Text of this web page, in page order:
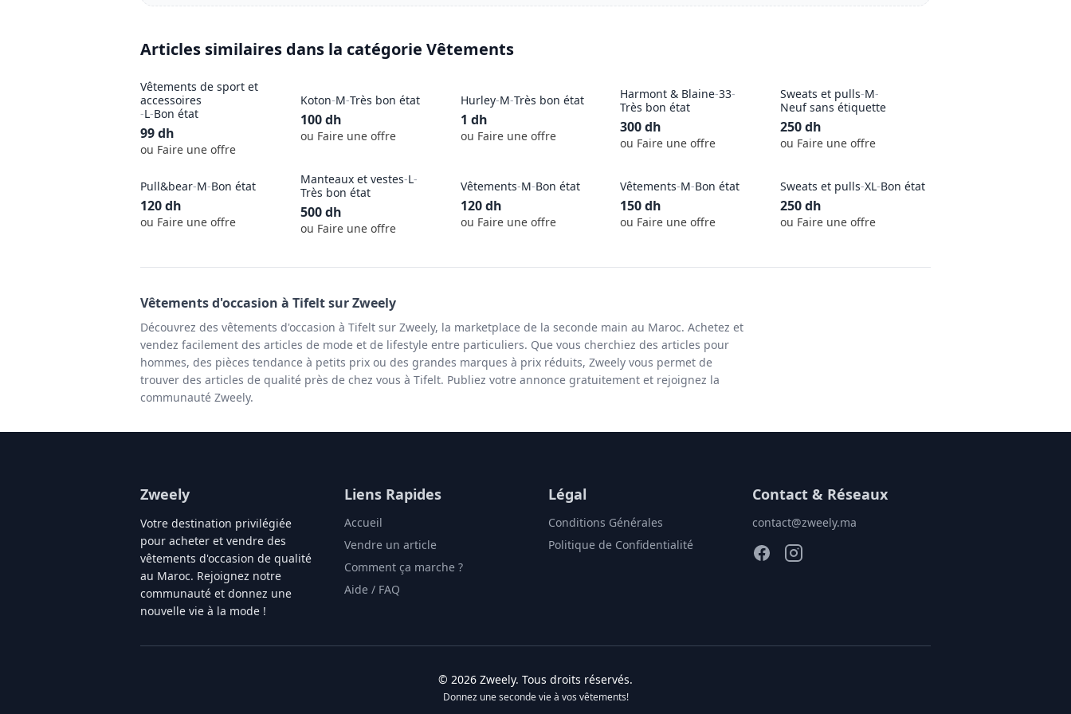
Articles similaires dans la catégorie Vêtements
Vêtements de sport et
accessoires
-L-Bon état
99dh
ou Faire une offre
Koton-M-Très bon état
100dh
ou Faire une offre
Hurley-M-Très bon état
1 dh
ou Faire une offre
Harmont & Blaine-33-
Très bon état
300dh
ou Faire une offre
Sweats et pulls-M-
Neuf sans étiquette
250dh
ou Faire une offre
Pull&bear-M-Bon état
120dh
ou Faire une offre
Manteaux et vestes-L-
Très bon état
500dh
ou Faire une offre
Vêtements-M-Bon état
120dh
ou Faire une offre
Vêtements-M-Bon état
150dh
ou Faire une offre
Sweats et pulls-XL-Bon état
250dh
ou Faire une offre
Vêtementsd'occasion à Tifeltsur Zweely
Découvrez des vêtements d'occasion à Tifelt sur Zweely, la marketplace de la seconde main au Maroc. Achetez et
vendez facilement des articles de mode et de lifestyle entre particuliers. Que vous cherchiez des articles pour
hommes, des pièces tendance à petits prix ou des grandes marques à prix réduits, Zweely vous permet de
trouver des articles de qualité près de chez vous à Tifelt. Publiez votre annonce gratuitement et rejoignez la
communauté Zweely.
Zweely
Votre destination privilégiée
pour acheter et vendre des
vêtements d'occasion de qualité
au Maroc. Rejoignez notre
communauté et donnez une
nouvelle vie à la mode !
Liens Rapides
Accueil
Vendre un article
Comment ça marche ?
Aide / FAQ
Légal
Conditions Générales
Politique de Confidentialité
Contact & Réseaux
contact@zweely.ma
© 2026 Zweely. Tous droits réservés.
Donnez une seconde vie à vos vêtements!